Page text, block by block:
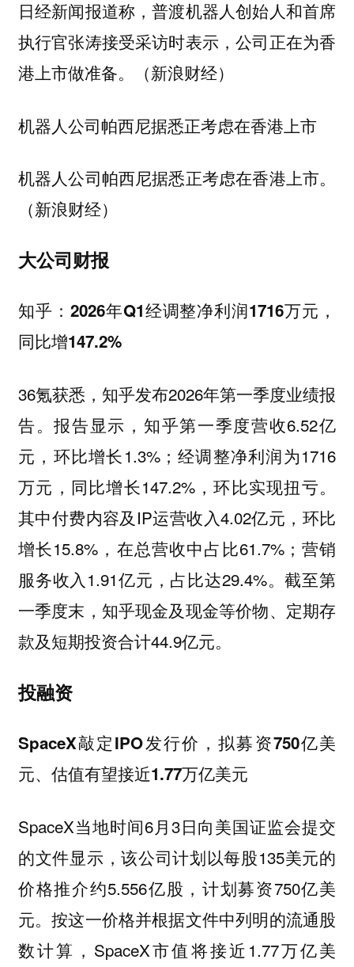
日经新闻报道称，普渡机器人创始人和首席
执行官张涛接受采访时表示，公司正在为香
港上市做准备。（新浪财经）
机器人公司帕西尼据悉正考虑在香港上市
机器人公司帕西尼据悉正考虑在香港上市。
（新浪财经）
大公司财报
知乎：2026年Q1经调整净利润1716万元，
同比增147.2%
36氪获悉，知乎发布2026年第一季度业绩报
告。报告显示，知乎第一季度营收6.52亿
元，环比增长1.3%；经调整净利润为1716
万元，同比增长147.2%，环比实现扭亏。
其中付费内容及IP运营收入4.02亿元，环比
增长15.8%，在总营收中占比61.7%；营销
服务收入1.91亿元，占比达29.4%。截至第
一季度末，知乎现金及现金等价物、定期存
款及短期投资合计44.9亿元。
投融资
SpaceX敲定IPO发行价，拟募资750亿美
元、估值有望接近1.77万亿美元
SpaceX当地时间6月3日向美国证监会提交
的文件显示，该公司计划以每股135美元的
价格推介约5.556亿股，计划募资750亿美
元。按这一价格并根据文件中列明的流通股
数计算，SpaceX市值将接近1.77万亿美